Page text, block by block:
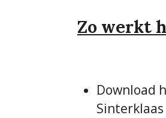
Zo werkt
Download